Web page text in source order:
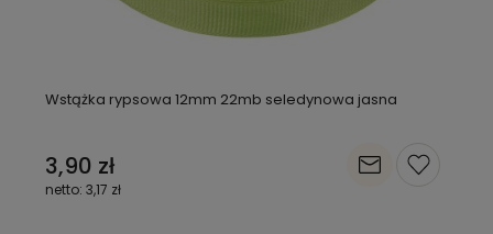
Wstążka rypsowa 12mm 22mb seledynowa jasna
3,90 zł
3,17 zł